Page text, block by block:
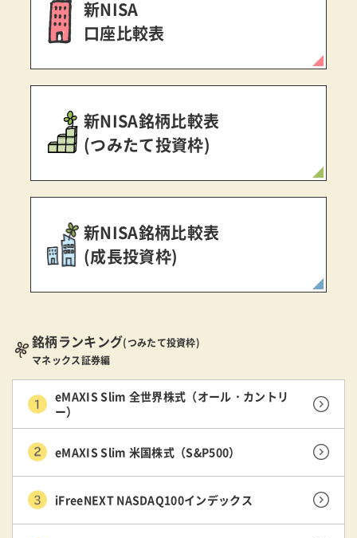
新NISA
口座比較表
新NISA銘柄比較表
(つみたて投資枠)
新NISA銘柄比較表
(成長投資枠)
銘柄ランキング(つみたて投資枠)
マネックス証券編
eMAXIS Slim 全世界株式（オール・カントリ
ー）
eMAXIS Slim 米国株式（S&P500）
iFreeNEXT NASDAQ100インデックス